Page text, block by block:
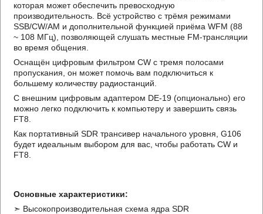
которая может обеспечить превосходную
производительность. Всё устройство с трёмя режимами
SSB/CW/AM и дополнительной функцией приёма WFM (88
~ 108 МГц), позволяющей слушать местные FM-трансляции
во время общения.
Оснащён цифровым фильтром CW с тремя полосами
пропускания, он может помочь вам подключиться к
большему количеству радиостанций.
С внешним цифровым адаптером DE-19 (опционально) его
можно легко подключить к компьютеру и завершить связь
FT8.
Как портативный SDR трансивер начального уровня, G106
будет идеальным выбором для вас, чтобы работать CW и
FT8.
Основные характеристики:
➣ Высокопроизводительная схема ядра SDR